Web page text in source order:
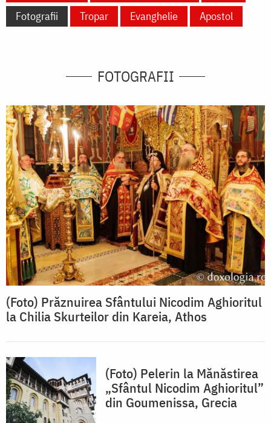
Fotografii
Tropar Evanghelie Apostol
FOTOGRAFII
(Foto) Prăznuirea Sfântului Nicodim Aghioritul
la Chilia Skurteilor din Kareia, Athos
(Foto) Pelerin la Mănăstirea
„Sfântul Nicodim Aghioritul”
din Goumenissa, Grecia